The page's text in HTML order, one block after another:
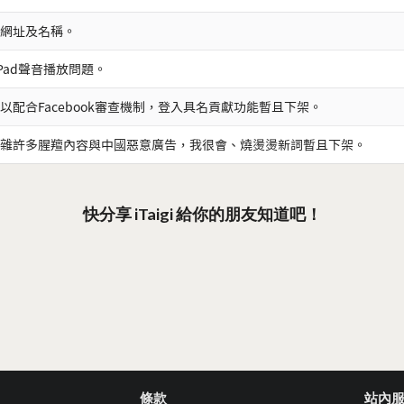
址及名稱。
聲音播放問題。
配合Facebook審查機制，登入具名貢獻功能暫且下架。
許多腥羶內容與中國惡意廣告，我很會、燒燙燙新詞暫且下架。
快分享 iTaigi 給你的朋友知道吧！
條款 站內